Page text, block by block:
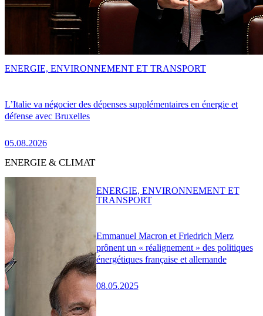
L’Italie va négocier des dépenses supplémentaires en énergie et
défense avec Bruxelles
05.08.2026
ENERGIE, ENVIRONNEMENT ET TRANSPORT
ENERGIE & CLIMAT
Emmanuel Macron et Friedrich Merz
prônent un « réalignement » des politiques
énergétiques française et allemande
08.05.2025
ENERGIE, ENVIRONNEMENT ET
TRANSPORT